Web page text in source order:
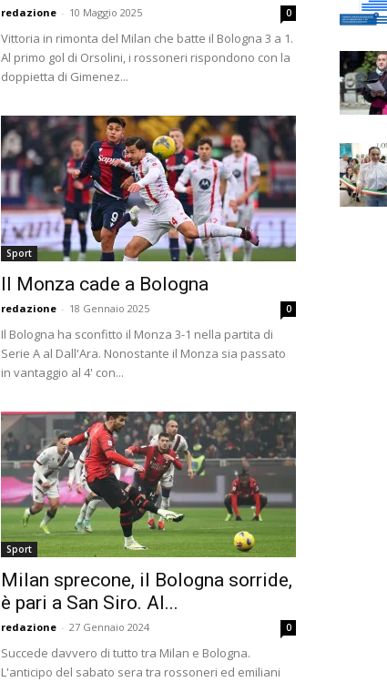
redazione - 10 Maggio 2025 0
Vittoria in rimonta del Milan che batte il Bologna 3 a 1.
Al primo gol di Orsolini, i rossoneri rispondono con la
doppietta di Gimenez...
Sport
Il Monza cade a Bologna
redazione - 18 Gennaio 2025 0
Il Bologna ha sconfitto il Monza 3-1 nella partita di
Serie A al Dall'Ara. Nonostante il Monza sia passato
in vantaggio al 4' con...
Sport
Milan sprecone, il Bologna sorride,
è pari a San Siro. Al...
redazione - 27 Gennaio 2024 0
Succede davvero di tutto tra Milan e Bologna.
L'anticipo del sabato sera tra rossoneri ed emiliani